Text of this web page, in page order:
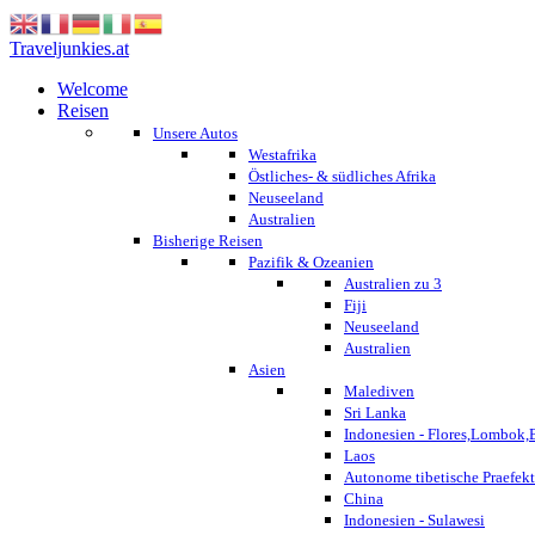
Traveljunkies.at
Welcome
Reisen
Unsere Autos
Westafrika
Östliches- & südliches Afrika
Neuseeland
Australien
Bisherige Reisen
Pazifik & Ozeanien
Australien zu 3
Fiji
Neuseeland
Australien
Asien
Malediven
Sri Lanka
Indonesien -
Laos
Autonome tibetische
China
Indonesien - Sulawesi